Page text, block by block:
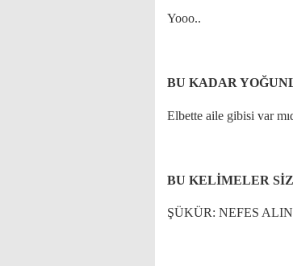
Yooo..
BU KADAR
Elbette aile gibisi var
BU KELİMELER
ŞÜKÜR: NEFES